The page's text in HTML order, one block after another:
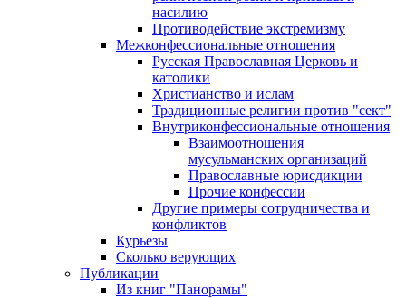
насилию
Противодействие экстремизму
Межконфессиональные отношения
Русская Православная Церковь и
католики
Христианство и ислам
Традиционные религии против "сект"
Внутриконфессиональные отношения
Взаимоотношения
мусульманских организаций
Православные юрисдикции
Прочие конфессии
Другие примеры сотрудничества и
конфликтов
Курьезы
Сколько верующих
Публикации
Из книг "Панорамы"